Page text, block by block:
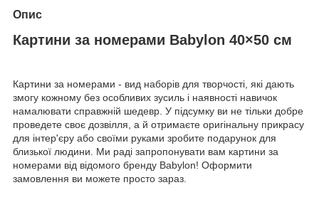
Опис
Картини за номерами Babylon 40×50 см
Картини за номерами - вид наборів для творчості, які дають
змогу кожному без особливих зусиль і наявності навичок
намалювати справжній шедевр. У підсумку ви не тільки добре
проведете своє дозвілля, а й отримаєте оригінальну прикрасу
для інтер'єру або своїми руками зробите подарунок для
близької людини. Ми раді запропонувати вам картини за
номерами від відомого бренду Babylon! Оформити
замовлення ви можете просто зараз.